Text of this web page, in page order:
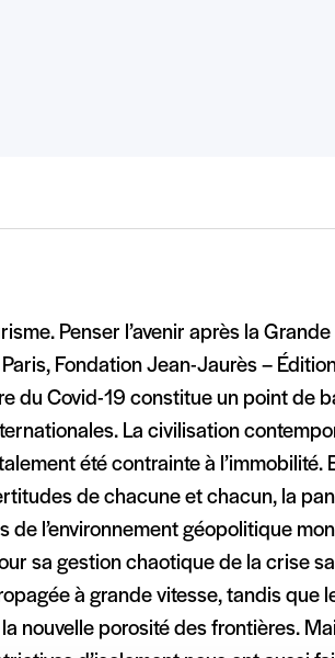
Penser l’avenir après la
Fondation Jean-Jaurès –
du Covid-19 constitue un point de
La civilisation
été contrainte à l’immobilité.
de chacune et chacun, la
de l’environnement géopolitique
sa gestion chaotique de la crise
à grande vitesse, tandis que
nouvelle porosité des frontières.